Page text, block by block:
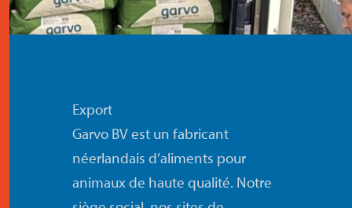
contact
Export
Garvo BV est un fabricant
néerlandais d’aliments pour
animaux de haute qualité. Notre